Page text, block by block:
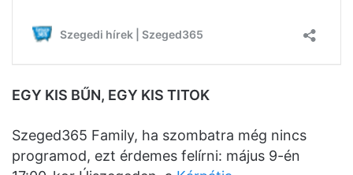
EGY KIS BŰN, EGY KIS TITOK
Szeged365 Family, ha szombatra még nincs
programod, ezt érdemes felírni: május 9-én